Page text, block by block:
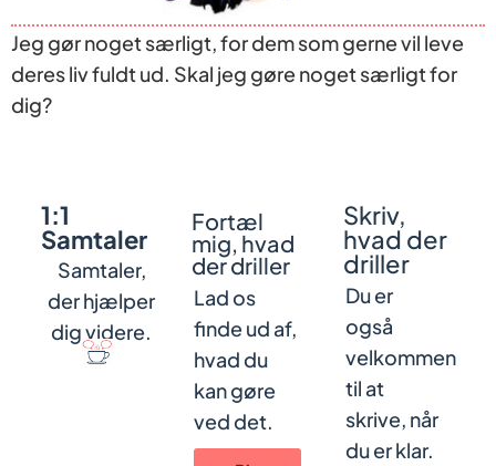
Jeg gør noget særligt, for dem som gerne vil leve
deres liv fuldt ud. Skal jeg gøre noget særligt for
dig?
Fortæl
mig, hvad
der driller
Lad os
finde ud af,
hvad du
kan gøre
ved det.
1:1
Samtaler
Samtaler,
der hjælper
dig videre.
Skriv,
hvad der
driller
Du er
også
velkommen
til at
skrive, når
du er klar.